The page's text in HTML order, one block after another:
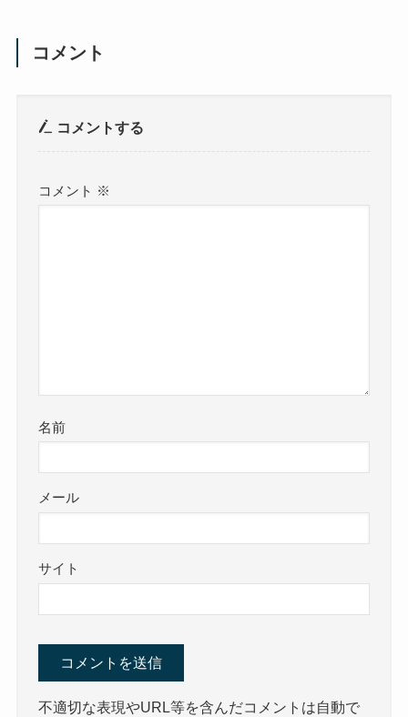
コメント
コメントする
コメント ※
名前
メール
サイト
不適切な表現やURL等を含んだコメントは自動で